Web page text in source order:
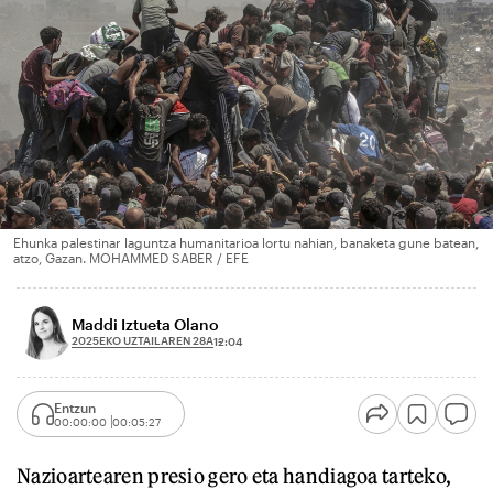
Ehunka palestinar laguntza humanitarioa lortu nahian, banaketa gune batean,
atzo, Gazan. MOHAMMED SABER / EFE
Maddi Iztueta Olano
2025EKO UZTAILAREN 28A12:04
Entzun
00:00:00 00:05:27
Nazioartearen presio gero eta handiagoa tarteko,